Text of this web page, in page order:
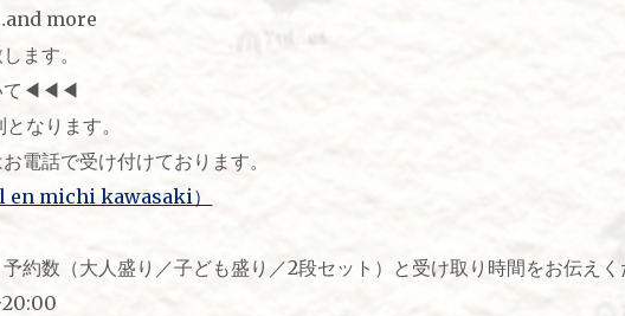
ます。
て◀︎◀︎◀︎
なります。
電話で受け付けております。
en michi kawasaki）
約数（大人盛り／子ども盛り／2段セット）と受け取り時間をお伝えく
20:00